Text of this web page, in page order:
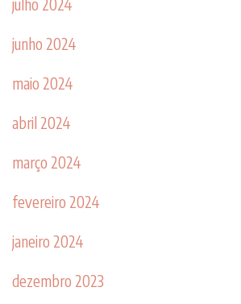
julho 2024
junho 2024
maio 2024
abril 2024
março 2024
fevereiro 2024
janeiro 2024
dezembro 2023